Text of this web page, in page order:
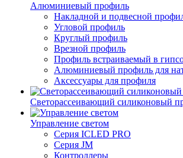
Алюминиевый профиль
Накладной и подвесной
Угловой профиль
Круглый профиль
Врезной профиль
Профиль встраиваемый в
Алюминиевый профиль для
Аксессуары для профиля
Светорассеивающий силиконовый
Управление светом
Серия ICLED PRO
Серия JM
Контроллеры